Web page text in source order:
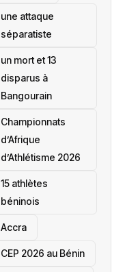
une attaque
séparatiste
un mort et 13
disparus à
Bangourain
‎Championnats
d’Afrique
d’Athlétisme 2026
15 athlètes
béninois
Accra
‎CEP 2026 au Bénin